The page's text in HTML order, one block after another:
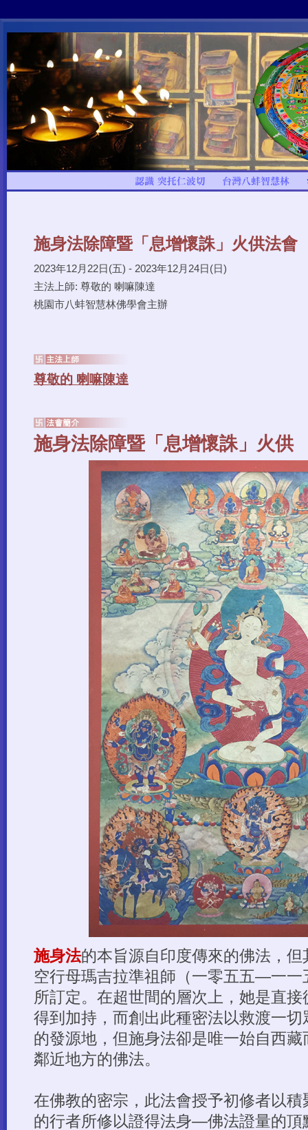
施身法除障暨「息增懷誅」火供法會
2023年12月22日(五) - 2023年12月24日(日)
主法上師: 尊敬的 喇嘛陳達
桃園市八蚌智慧林佛學會主辦